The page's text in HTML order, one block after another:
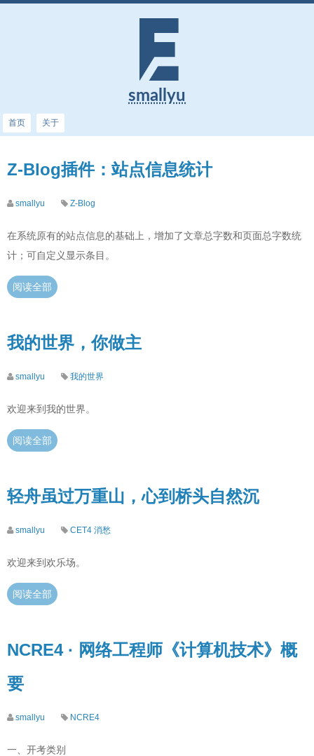
smallyu
首页 关于
Z-Blog插件：站点信息统计
smallyu Z-Blog
在系统原有的站点信息的基础上，增加了文章总字数和页面总字数统
计；可自定义显示条目。
阅读全部
我的世界，你做主
smallyu 我的世界
欢迎来到我的世界。
阅读全部
轻舟虽过万重山，心到桥头自然沉
smallyu CET4 消愁
欢迎来到欢乐场。
阅读全部
NCRE4 · 网络工程师《计算机技术》概
要
smallyu NCRE4
一、开考类别